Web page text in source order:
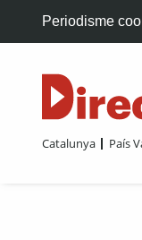
Periodisme
Catalunya País